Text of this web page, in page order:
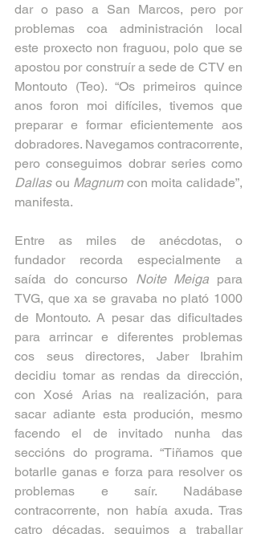
dar o paso a San Marcos, pero por
problemas coa administración local
este proxecto non fraguou, polo que se
apostou por construír a sede de CTV en
Montouto (Teo). “Os primeiros quince
anos foron moi difíciles, tivemos que
preparar e formar eficientemente aos
dobradores. Navegamos contracorrente,
Dallas ou Magnum con moita calidade”,
manifesta.
Entre as miles de anécdotas, o
fundador recorda especialmente a
saída do concurso Noite Meiga para
TVG, que xa se gravaba no plató 1000
de Montouto. A pesar das dificultades
para arrincar e diferentes problemas
cos seus directores, Jaber Ibrahim
decidiu tomar as rendas da dirección,
con Xosé Arias na realización, para
sacar adiante esta produción, mesmo
facendo el de invitado nunha das
seccións do programa. “Tiñamos que
botarlle ganas e forza para resolver os
problemas e saír. Nadábase
contracorrente, non había axuda. Tras
catro décadas, seguimos a traballar